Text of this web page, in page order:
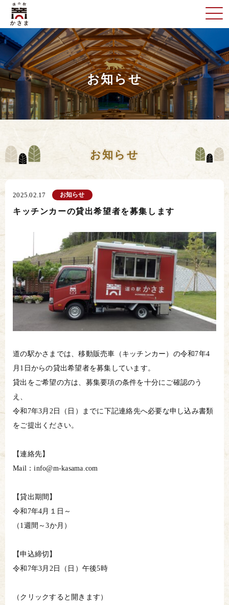
お知らせ
お知らせ
2025.02.17 お知らせ
キッチンカーの貸出希望者を募集します
道の駅かさまでは、移動販売車（キッチンカー）の令和7年4
月1日からの貸出希望者を募集しています。
貸出をご希望の方は、募集要項の条件を十分にご確認のう
え、
令和7年3月2日（日）までに下記連絡先へ必要な申し込み書類
をご提出ください。
【連絡先】
Mail：info@m-kasama.com
【貸出期間】
令和7年4月１日～
（1週間～3か月）
【申込締切】
令和7年3月2日（日）午後5時
（クリックすると開きます）